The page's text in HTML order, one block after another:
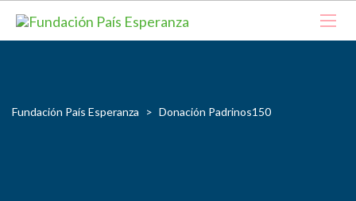
Fundación País Esperanza > Donación Padrinos150